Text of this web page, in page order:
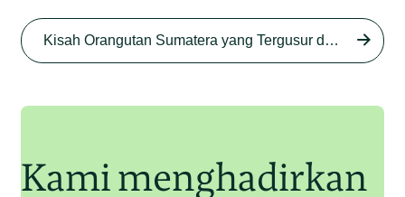
Sumatera di Rawa Tripa
Junaidi Hanafiah 27 Agu 2025
Begini Modus Perburuan
Kisah Orangutan Sumatera yang Tergusur dari Rumah Sendiri series
Kami menghadirkan